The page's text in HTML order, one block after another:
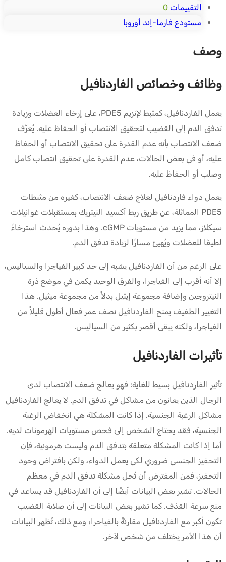
التقييمات 0
مستودع فارما-إند أوروبا
وصف
وظائف وخصائص الفاردنافيل
يعمل الفاردنافيل، كمثبط لإنزيم PDE5، على إرخاء العضلات وزيادة
تدفق الدم إلى القضيب لتحقيق الانتصاب أو الحفاظ عليه. يُعرَّف
ضعف الانتصاب بأنه عدم القدرة على تحقيق الانتصاب أو الحفاظ
عليه، أو في بعض الحالات، عدم القدرة على تحقيق انتصاب كامل
وصلب أو الحفاظ عليه.
يعمل دواء فاردنافيل لعلاج ضعف الانتصاب، كغيره من مثبطات
PDE5 المماثلة، عن طريق ربط أكسيد النيتريك بمستقبلات غوانيلات
سيكلاز، مما يزيد من مستويات cGMP. وهذا بدوره يُحدث استرخاءً
لطيفًا للعضلات ويُهيئ مسارًا لزيادة تدفق الدم.
على الرغم من أن الفاردنافيل يشبه إلى حد كبير الفياجرا والسياليس،
إلا أنه أقرب إلى الفياجرا، والفرق الوحيد يكمن في موضع ذرة
النيتروجين وإضافة مجموعة إيثيل بدلاً من مجموعة ميثيل. هذا
التغيير الطفيف يمنح الفاردنافيل نصف عمر فعال أطول قليلاً من
الفياجرا، ولكنه يبقى أقصر بكثير من السياليس.
تأثيرات الفاردنافيل
تأثير الفاردنافيل بسيط للغاية: فهو يعالج ضعف الانتصاب لدى
الرجال الذين يعانون من مشاكل في تدفق الدم. لا يعالج الفاردنافيل
مشاكل الرغبة الجنسية. إذا كانت المشكلة هي انخفاض الرغبة
الجنسية، فقد يحتاج الشخص إلى فحص مستويات الهرمونات لديه.
أما إذا كانت المشكلة متعلقة بتدفق الدم وليست هرمونية، فإن
التحفيز الجنسي ضروري لكي يعمل الدواء، ولكن بافتراض وجود
التحفيز، فمن المفترض أن تُحل مشكلة تدفق الدم في معظم
الحالات. تشير بعض البيانات أيضًا إلى أن الفاردنافيل قد يساعد في
منع سرعة القذف. كما تشير بعض البيانات إلى أن صلابة القضيب
تكون أكبر مع الفاردنافيل مقارنةً بالفياجرا؛ ومع ذلك، تُظهر البيانات
أن هذا الأمر يختلف من شخص لآخر.